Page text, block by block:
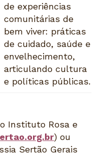
de experiências
comunitárias de
bem viver: práticas
de cuidado, saúde e
envelhecimento,
articulando cultura
e políticas públicas.
Instituto Rosa e
) ou
Sertão Gerais